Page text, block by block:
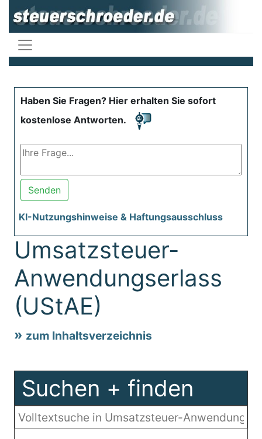
Haben Sie Fragen? Hier erhalten Sie sofort
kostenlose Antworten.
Senden
KI-Nutzungshinweise & Haftungsausschluss
Umsatzsteuer-
Anwendungserlass
(UStAE)
zum Inhaltsverzeichnis
Suchen + finden